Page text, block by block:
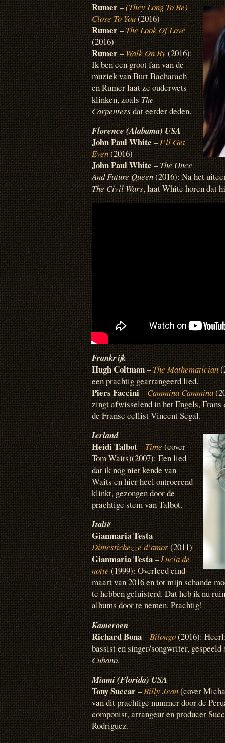
Rumer–(They Long To Be)
Close To You(2016)
Rumer–The Look Of Love
(2016)
Rumer–Walk On By(2016):
Ik ben een groot fan van de
muziek van Burt Bacharach
en Rumer laat ze ouderwets
klinken, zoalsThe
Carpentersdat eerder deden.
Florence (Alabama) USA
John Paul White–I’ll Get
Even(2016)
John Paul White–The Once
And Future Queen(2016): Na het
The Civil Wars, laat White horen dat
Frankrijk
Hugh Coltman–The Mathematician
een prachtig gearrangeerd lied.
Piers Faccini–Cammina Cammina
zingt afwisselend in het Engels,
de Franse cellist Vincent Segal.
Ierland
Heidi Talbot–Time(cover
Tom Waits)(2007): Een lied
dat ik nog niet kende van
Waits en hier heel ontroerend
klinkt, gezongen door de
prachtige stem van Talbot.
Italië
Gianmaria Testa–
Dimestichezze d’amor(2011)
Gianmaria Testa–Lucia de
notte(1999): Overleed eind
maart van 2016 en tot mijn schande
te hebben geluisterd. Dat heb ik nu
albums door te nemen. Prachtig!
Kameroen
Richard Bona–Bilongo(2016):
bassist en singer/songwriter, gespeeld
Cubano.
Miami (Florida) USA
Tony Succar–Billy Jean(cover
van dit prachtige nummer door de
componist, arrangeur en producer
Rodriguez.